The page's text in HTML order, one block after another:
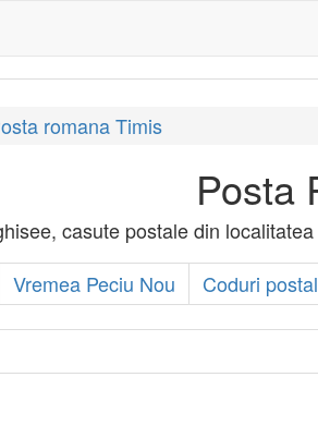
romana Timis
Posta
casute postale din
Vremea Peciu Nou Coduri